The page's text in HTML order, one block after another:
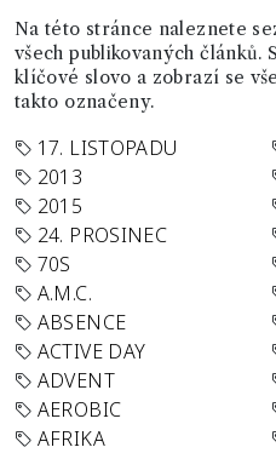
Na této stránce naleznete
všech publikovaných článků.
klíčové slovo a zobrazí se
takto označeny.
17. LISTOPADU
2013
2015
24. PROSINEC
70S
A.M.C.
ABSENCE
ACTIVE DAY
ADVENT
AEROBIC
AFRIKA